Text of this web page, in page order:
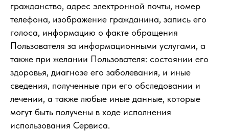
гражданство, адрес электронной почты, номер
телефона, изображение гражданина, запись его
голоса, информацию о факте обращения
Пользователя за информационными услугами, а
также при желании Пользователя: состоянии его
здоровья, диагнозе его заболевания, и иные
сведения, полученные при его обследовании и
лечении, а также любые иные данные, которые
могут быть получены в ходе исполнения
использования Сервиса.